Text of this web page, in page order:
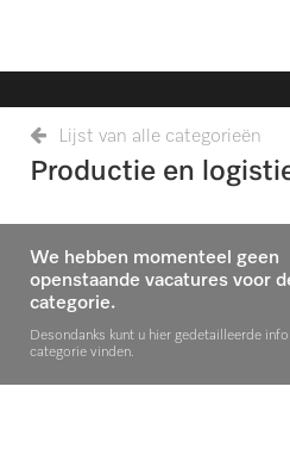
Lijst van alle categorieën
Productie en
We hebben momenteel geen
openstaande vacatures voor
categorie.
Desondanks kunt u hier gedetailleerde
categorie vinden.